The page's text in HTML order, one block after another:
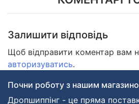
Залишити відповідь
Щоб відправити коментар вам
авторизуватись.
Почни роботу з нашим
Дропшиппінг - це пряма